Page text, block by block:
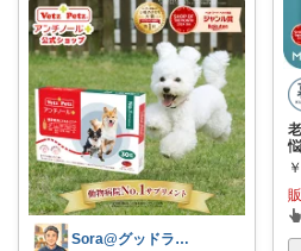
Sora@グッドライフ
￥